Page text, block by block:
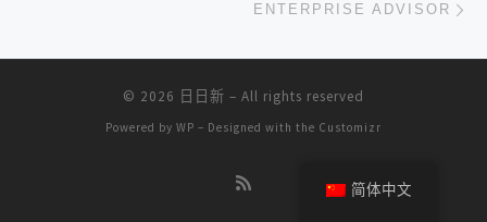
ENTERPRISE ADVISOR
© 2026 日日新 – All rights reserved
Powered by WP – Designed with the Customizr
简体中文